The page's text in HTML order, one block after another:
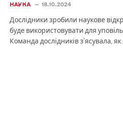
НАУКА 18.10.2024
Дослідники зробили наукове
буде використовувати для
Команда дослідників з’ясувала,